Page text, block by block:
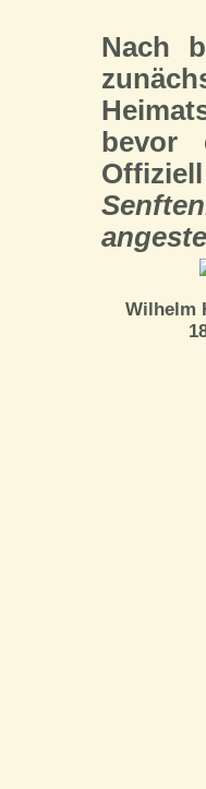
Nach
bevor
Wilhelm